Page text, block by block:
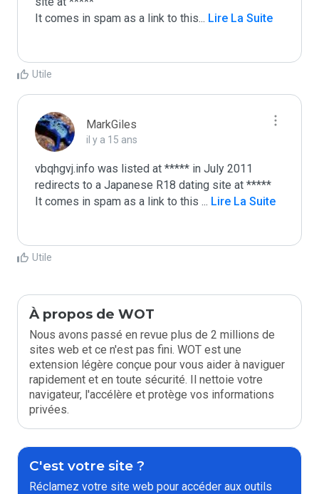
It comes in spam as a link to this... Lire La Suite
Utile
MarkGiles
il y a 15 ans
vbqhgvj.info was listed at ***** in July 2011
redirects to a Japanese R18 dating site at *****
It comes in spam as a link to this ... Lire La Suite
Utile
À propos de WOT
Nous avons passé en revue plus de 2 millions de
sites web et ce n'est pas fini. WOT est une
extension légère conçue pour vous aider à naviguer
rapidement et en toute sécurité. Il nettoie votre
navigateur, l'accélère et protège vos informations
privées.
C'est votre site ?
Réclamez votre site web pour accéder aux outils